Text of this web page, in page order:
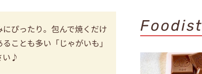
ぴったり。包んで焼くだけ
ことも多い「じゃがいも」
い♪
Foodist